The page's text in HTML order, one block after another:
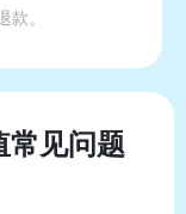
款。
常见问题